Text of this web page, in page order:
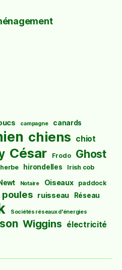
campagne canards
chiens chiot
César Frodo Ghost
herbe hirondelles Irish cob
Newt Notaire Oiseaux paddock
poules ruisseau Réseau
Sociétés réseaux d'énergies
Wiggins électricité